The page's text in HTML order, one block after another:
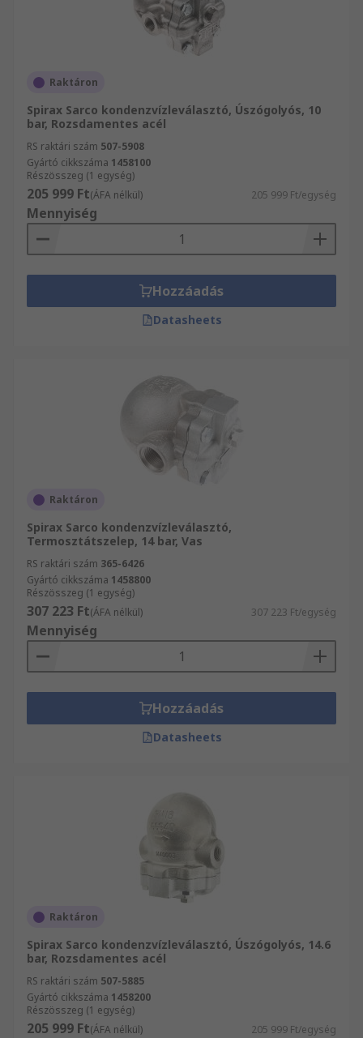
Raktáron
Spirax Sarco kondenzvízleválasztó, Úszógolyós, 10
bar, Rozsdamentes acél
RS raktári szám 507-5908
Gyártó cikkszáma 1458100
Részösszeg (1 egység)
205 999 Ft(ÁFA nélkül) 205 999 Ft/egység
Mennyiség
Hozzáadás
Datasheets
Raktáron
Spirax Sarco kondenzvízleválasztó,
Termosztátszelep, 14 bar, Vas
RS raktári szám 365-6426
Gyártó cikkszáma 1458800
Részösszeg (1 egység)
307 223 Ft(ÁFA nélkül) 307 223 Ft/egység
Mennyiség
Hozzáadás
Datasheets
Raktáron
Spirax Sarco kondenzvízleválasztó, Úszógolyós, 14.6
bar, Rozsdamentes acél
RS raktári szám 507-5885
Gyártó cikkszáma 1458200
Részösszeg (1 egység)
205 999 Ft(ÁFA nélkül) 205 999 Ft/egység